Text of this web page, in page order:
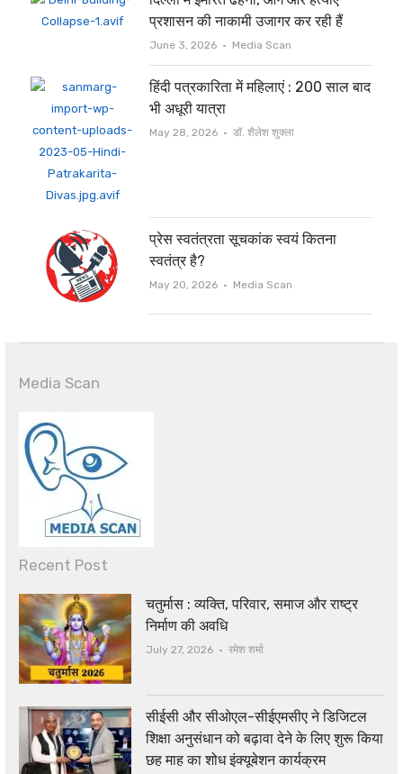
प्रशासन की नाकामी उजागर कर रही हैं
June 3, 2026 Author
Media Scan
हिंदी पत्रकारिता में महिलाएं : 200 साल बाद
भी अधूरी यात्रा
May 28, 2026 Author
डॉ. शैलेश शुक्ला
प्रेस स्वतंत्रता सूचकांक स्वयं कितना
स्वतंत्र है?
May 20, 2026 Author
Media Scan
Media Scan
Recent Post
चतुर्मास : व्यक्ति, परिवार, समाज और राष्ट्र
निर्माण की अवधि
July 27, 2026 Author
रमेश शर्मा
सीईसी और सीओएल-सीईएमसीए ने डिजिटल
शिक्षा अनुसंधान को बढ़ावा देने के लिए शुरू किया
छह माह का शोध इंक्यूबेशन कार्यक्रम